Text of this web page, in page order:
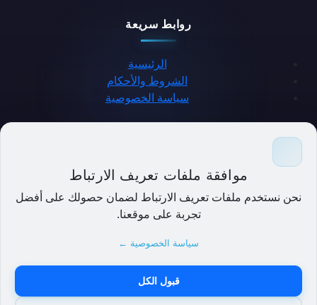
موافقة ملفات تعريف الارتباط
نحن نستخدم ملفات تعريف الارتباط لضمان حصولك على أفضل
تجربة على موقعنا.
سياسة الخصوصية ←
قبول الكل
روابط سريعة
الرئيسية
الشروط والأحكام
سياسة الخصوصية